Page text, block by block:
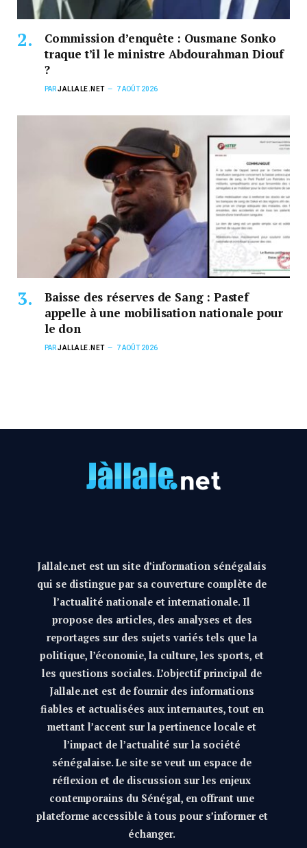
Commission d’enquête : Ousmane Sonko
traque t’il le ministre Abdourahman Diouf
?
PARJALLALE.NET 7 AOÛT 2026
Baisse des réserves de Sang : Pastef
appelle à une mobilisation nationale pour
le don
PARJALLALE.NET 7 AOÛT 2026
Jallale.net est un site d’information sénégalais
qui se distingue par sa couverture complète de
l’actualité nationale et internationale. Il
propose des articles, des analyses et des
reportages sur des sujets variés tels que la
politique, l’économie, la culture, les sports, et
les questions sociales. L’objectif principal de
Jallale.net est de fournir des informations
fiables et actualisées aux internautes, tout en
mettant l’accent sur la pertinence locale et
l’impact de l’actualité sur la société
sénégalaise. Le site se veut un espace de
réflexion et de discussion sur les enjeux
contemporains du Sénégal, en offrant une
plateforme accessible à tous pour s’informer et
échanger.